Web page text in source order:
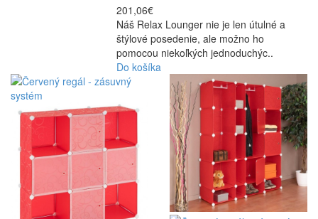
201,06€
Náš Relax Lounger nie je len útulné a
štýlové posedenie, ale možno ho
pomocou niekoľkých jednoduchýc..
Do košíka